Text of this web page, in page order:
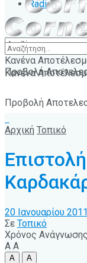
Radio
Κανένα
Προβολή
Κανένα
Προβολή
Αρχική Τοπικό
20 Ιανουαρίου 2011
Σε Τοπικό
Χρόνος
A A
A
A